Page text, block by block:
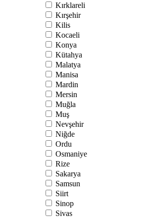
Kırklareli
Kırşehir
Kilis
Kocaeli
Konya
Kütahya
Malatya
Manisa
Mardin
Mersin
Muğla
Muş
Nevşehir
Niğde
Ordu
Osmaniye
Rize
Sakarya
Samsun
Siirt
Sinop
Sivas